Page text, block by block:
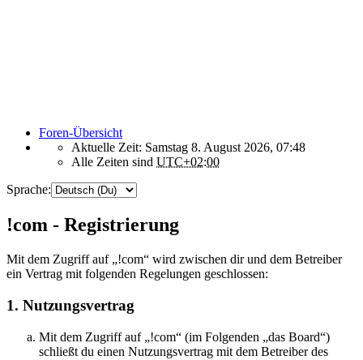
Foren-Übersicht
Aktuelle Zeit: Samstag 8. August 2026, 07:48
Alle Zeiten sind UTC+02:00
Sprache:
!com - Registrierung
Mit dem Zugriff auf „!com“ wird zwischen dir und dem Betreiber
ein Vertrag mit folgenden Regelungen geschlossen:
1. Nutzungsvertrag
Mit dem Zugriff auf „!com“ (im Folgenden „das Board“)
schließt du einen Nutzungsvertrag mit dem Betreiber des